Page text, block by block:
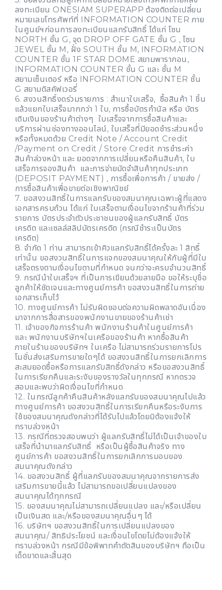
ลงทะเบียน ONESIAM SUPERAPP ต้องติดต่อเปลี่ยน
หมายเลขโทรศัพท์ที่ INFORMATION COUNTER ภาย
ในศูนย์ฯก่อนการลงทะเบียนแลกรับสิทธิ์ ได้แก่ โซน
NORTH ชั้น G, จุด DROP OFF GATE ชั้น G , โซน
JEWEL ชั้น M, ฝั่ง SOUTH ชั้น M, INFORMATION
COUNTER ชั้น 1F STAR DOME สยามพารากอน,
INFORMATION COUNTER ชั้น G และ ชั้น M
สยามเซ็นเตอร์ หรือ INFORMATION COUNTER ชั้น
G สยามดิสคัฟเวอรี่
6. สงวนสิทธิ์งดร่วมรายการ : สำเนาใบเสร็จ, ซื้อสินค้า 1 ชิ้น
แล้วแยกใบเสร็จมากกว่า 1 ใบ, การซื้อบัตรกำนัล หรือ บัตร
เติมเงินของร้านค้าต่างๆ ใบเสร็จจากการซื้อสินค้าและ
บริการผ่านช่องทางออนไลน์, ใบเสร็จที่มียอดชำระส่วนหนึ่ง
หรือทั้งหมดด้วย Credit Note / Account Credit
/Payment on Credit / Store Credit การชำระค่า
สินค้าล่วงหน้า และ ยอดจากการเปลี่ยนหรือคืนสินค้า, ใบ
เสร็จการจองสินค้า และการจ่ายมัดจำสินค้าทุกประเภท
(DEPOSIT PAYMENT) , การซื้อเพื่อการค้า / ขายส่ง /
การซื้อสินค้าเพื่อขายต่อเชิงพาณิชย์
7. ขอสงวนสิทธิ์ในการแลกรับของสมนาคุณเฉพาะผู้ที่แสดง
เอกสารครบถ้วน ได้แก่ ใบเสร็จตามเงื่อนไขจากร้านค้าที่ร่วม
รายการ บัตรประจำตัวประชาชนของผู้แลกรับสิทธิ์ บัตร
เครดิต และเซลล์สลิปบัตรเครดิต (กรณีชำระเป็นบัตร
เครดิต)
8. จำกัด 1 ท่าน สามารถเข้าคิวแลกรับสิทธิ์ได้ครั้งละ 1 สิทธิ์
เท่านั้น ขอสงวนสิทธิ์ในการแจกของสมนาคุณให้กับผู้ที่มีใบ
เสร็จตรงตามเงื่อนไขตามที่กำหนด จนกว่าจะครบจำนวนสิทธิ์
9. กรณีนำใบเสร็จฯ ที่เป็นการเขียนด้วยลายมือ ขอให้ระบุชื่อ
ลูกค้าให้ชัดเจนและทางศูนย์การค้า ขอสงวนสิทธิ์ในการถ่าย
เอกสารเก็บไว้
10. ทางศูนย์การค้า ไม่รับผิดชอบต่อความผิดพลาดอันเนื่อง
มาจากการสื่อสารของพนักงานขายของร้านค้าเช่า
11. เจ้าของกิจการร้านค้า พนักงานร้านค้าในศูนย์การค้า
และ พนักงานบริษัทฯในเครือของร้านค้า หากซื้อสินค้า
ภายในร้านของบริษัทฯ ในเครือ ไม่สามารถร่วมรายการโปร
โมชั่นส่งเสริมการขายใดๆได้ ขอสงวนสิทธิ์ในการยกเลิกการ
สะสมยอดซื้อหรือการแลกรับสิทธิ์ดังกล่าว หรือขอสงวนสิทธิ์
ในการเรียกคืนและระงับของรางวัลในทุกกรณี หากตรวจ
สอบและพบว่าผิดเงื่อนไขที่กำหนด
12. ในกรณีลูกค้าคืนสินค้าหลังแลกรับของสมนาคุณไปแล้ว
ทางศูนย์การค้า ขอสงวนสิทธิ์ในการเรียกคืนหรือระงับการ
ใช้ของสมนาคุณดังกล่าวที่ได้รับไปแล้วโดยมิต้องแจ้งให้
ทราบล่วงหน้า
13. กรณีที่ตรวจสอบพบว่า ผู้แลกรับสิทธิ์ไม่ได้เป็นเจ้าของใบ
เสร็จที่นำมาแลกรับสิทธิ์ หรือเป็นผู้ซื้อสินค้าจริง ทาง
ศูนย์การค้า ขอสงวนสิทธิ์ในการยกเลิกการมอบของ
สมนาคุณดังกล่าว
14. ขอสงวนสิทธิ์ ผู้ที่แลกรับของสมนาคุณจากรายการส่ง
เสริมการขายนี้แล้ว ไม่สามารถขอเปลี่ยนแปลงของ
สมนาคุณได้ทุกกรณี
15. ของสมนาคุณไม่สามารถเปลี่ยนแปลง และ/หรือเปลี่ยน
เป็นเงินสด และ/หรือของสมนาคุณอื่นๆ ได้
16. บริษัทฯ ขอสงวนสิทธิ์ในการเปลี่ยนแปลงของ
สมนาคุณ/ สิทธิประโยชน์ และเงื่อนไขโดยไม่ต้องแจ้งให้
ทราบล่วงหน้า กรณีมีข้อพิพาทคำตัดสินของบริษัทฯ ถือเป็น
เด็ดขาดและสิ้นสุด